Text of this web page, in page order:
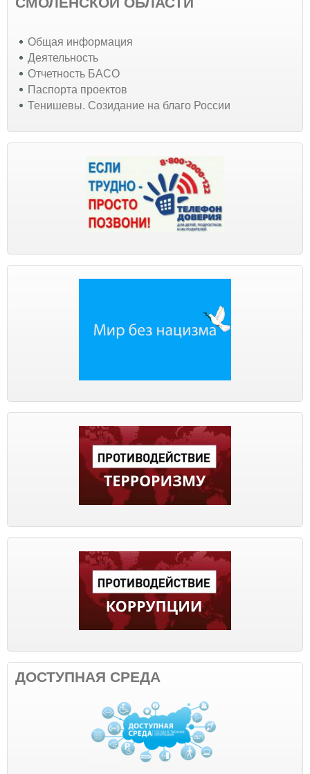
Общая информация
Деятельность
Отчетность БАСО
Паспорта проектов
Тенишевы. Созидание на благо России
ДОСТУПНАЯ СРЕДА